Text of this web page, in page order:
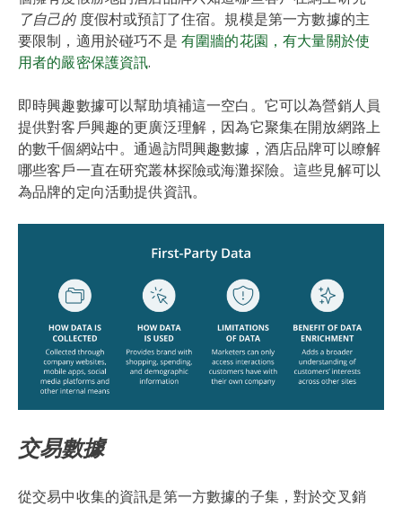
了自己的度假村或預訂了住宿。規模是第一方數據的主
要限制，適用於碰巧不是 有圍牆的花園，有大量關於使
用者的嚴密保護資訊.
即時興趣數據可以幫助填補這一空白。它可以為營銷人員
提供對客戶興趣的更廣泛理解，因為它聚集在開放網路上
的數千個網站中。通過訪問興趣數據，酒店品牌可以瞭解
哪些客戶一直在研究叢林探險或海灘探險。這些見解可以
為品牌的定向活動提供資訊。
交易數據
從交易中收集的資訊是第一方數據的子集，對於交叉銷